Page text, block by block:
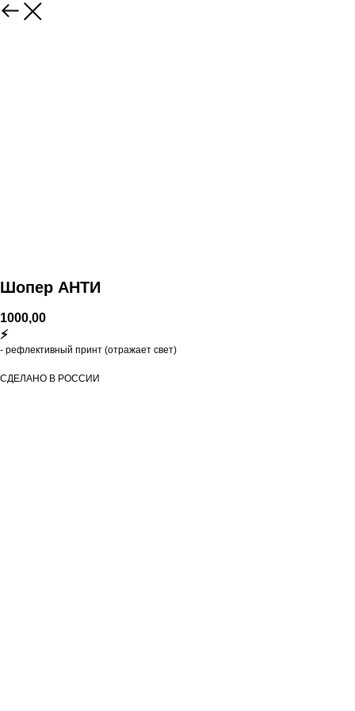
Шопер АНТИ
1000,00
⚡
- рефлективный принт (отражает свет)
СДЕЛАНО В РОССИИ